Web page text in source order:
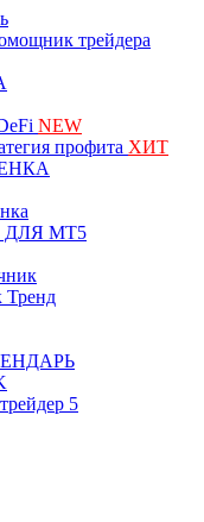
трейдера
NEW
профита ХИТ
ДЛЯ МТ5
Тренд
5